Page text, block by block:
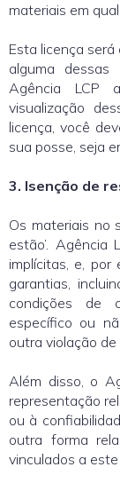
materiais em
Esta licença
alguma
Agência LCP
visualização
licença, você
sua posse, seja
3. Isenção de
Os materiais no
estão’. Agência
implícitas, e,
garantias,
condições de
específico ou
outra violação de
Além disso, o
representação
ou à
outra forma
vinculados a